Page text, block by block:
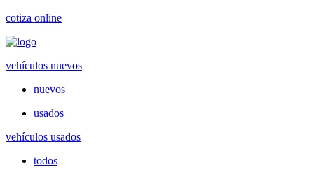
cotiza online
vehículos nuevos
nuevos
usados
vehículos usados
todos